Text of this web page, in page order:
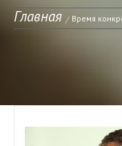
Главная
Время